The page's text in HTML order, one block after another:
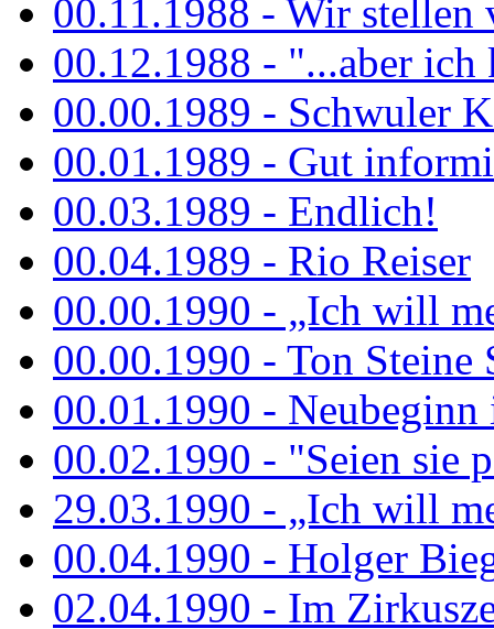
00.11.1988 - Wir stellen
00.12.1988 - "...aber ich
00.00.1989 - Schwuler
00.01.1989 - Gut
00.03.1989 - Endlich!
00.04.1989 - Rio Reiser
00.00.1990 - „Ich will
00.00.1990 - Ton Steine
00.01.1990 -
00.02.1990 - "Seien sie
29.03.1990 - „Ich will
00.04.1990 - Holger
02.04.1990 - Im